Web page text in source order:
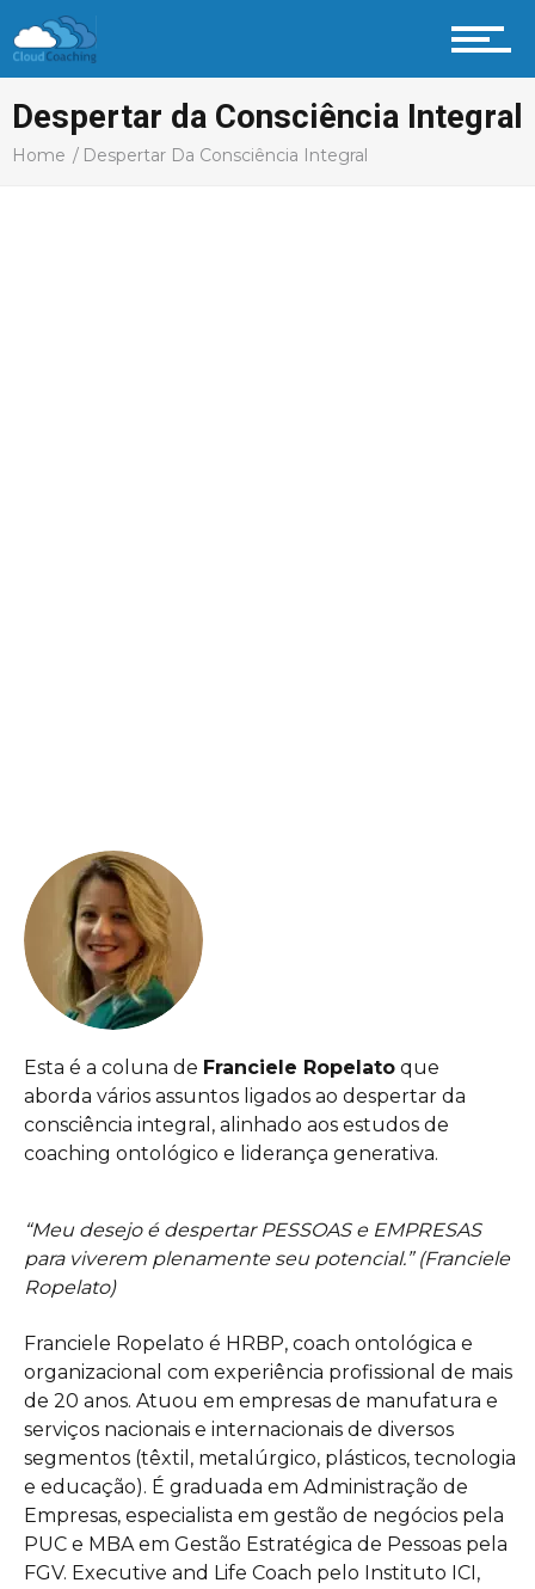
Despertar da Consciência Integral
Home Despertar Da Consciência Integral
Esta é a coluna de Franciele Ropelato que
aborda vários assuntos ligados ao despertar da
consciência integral, alinhado aos estudos de
coaching ontológico e liderança generativa.
“Meu desejo é despertar PESSOAS e EMPRESAS
para viverem plenamente seu potencial.” (Franciele
Ropelato)
Franciele Ropelato é HRBP, coach ontológica e
organizacional com experiência profissional de mais
de 20 anos. Atuou em empresas de manufatura e
serviços nacionais e internacionais de diversos
segmentos (têxtil, metalúrgico, plásticos, tecnologia
e educação). É graduada em Administração de
Empresas, especialista em gestão de negócios pela
PUC e MBA em Gestão Estratégica de Pessoas pela
FGV. Executive and Life Coach pelo Instituto ICI,